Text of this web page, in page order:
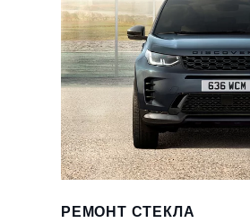
РЕМОНТ СТЕКЛА